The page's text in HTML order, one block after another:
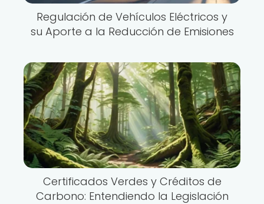
Regulación de Vehículos Eléctricos y
su Aporte a la Reducción de Emisiones
Certificados Verdes y Créditos de
Carbono: Entendiendo la Legislación